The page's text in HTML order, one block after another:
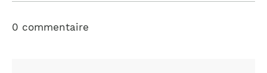
0 commentaire